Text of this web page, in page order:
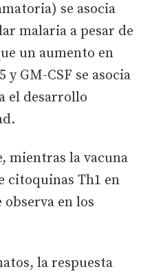
se asocia
malaria a pesar de
un aumento en
GM-CSF se asocia
el desarrollo
mientras la vacuna
citoquinas Th1 en
en los
la respuesta